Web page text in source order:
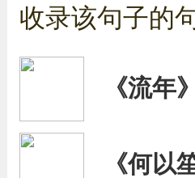
收录该句子的
《流年》
《何以